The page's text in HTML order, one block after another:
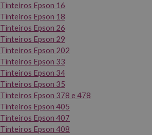
Tinteiros Epson 16
Tinteiros Epson 18
Tinteiros Epson 26
Tinteiros Epson 29
Tinteiros Epson 202
Tinteiros Epson 33
Tinteiros Epson 34
Tinteiros Epson 35
Tinteiros Epson 378 e 478
Tinteiros Epson 405
Tinteiros Epson 407
Tinteiros Epson 408